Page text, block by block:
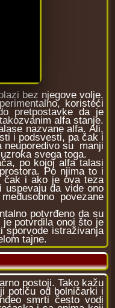
bez njegove volje.
koristeći
pretpostavke da je
alfa stanje.
nazvane alfa. Ali,
i podsvesti, pa čak i
neuporedivo su manji
svega toga.
po kojoj alfa talasi
Po njima to i
čak i ako je ova teza
uspevaju da vide ono
povezane
potvrđeno da su
je potvrdila onoi što je
sporvode istraživanja
tajne.
postoji. Tako kažu
potiču od bolničarki i
smrti često vodi